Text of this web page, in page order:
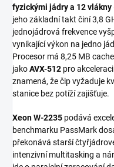
fyzickými jádry a 12 vlákny
jeho základní takt činí 3,8
jednojádrová frekvence
vynikající výkon na jedno
Procesor má 8,25 MB
jakoAVX-512 pro
znamená, že čip vyžaduje
stanice bez potíží zajišťuje.
Xeon W-2235 podává
benchmarku PassMark
překonává starší
intenzivní multitasking a